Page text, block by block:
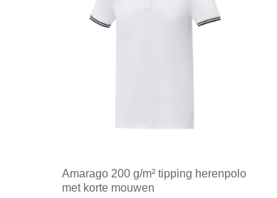
Amarago 200 g/m² tipping herenpolo
met korte mouwen